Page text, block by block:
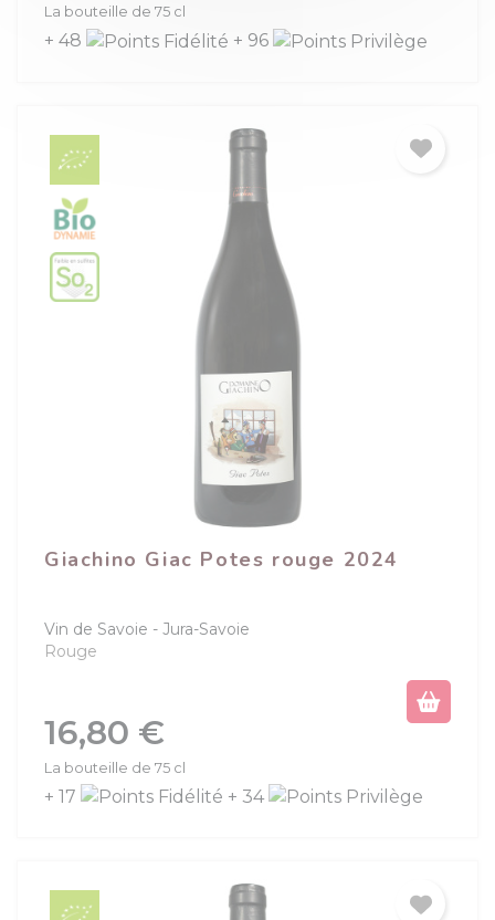
La bouteille de 75 cl
+ 48 + 96
Giachino Giac Potes rouge 2024
Vin de Savoie
Jura-Savoie
Rouge
Prix
16,80 €
La bouteille de 75 cl
+ 17 + 34